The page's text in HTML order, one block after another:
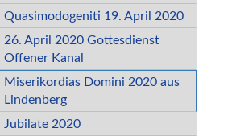
Quasimodogeniti 19. April 2020
26. April 2020 Gottesdienst
Offener Kanal
Miserikordias Domini 2020 aus
Lindenberg
Jubilate 2020